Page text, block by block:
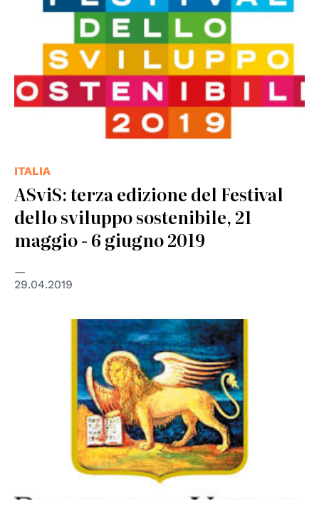
ITALIA
ASviS: terza edizione del Festival
dello sviluppo sostenibile, 21
maggio - 6 giugno 2019
29.04.2019
© Regione del Veneto